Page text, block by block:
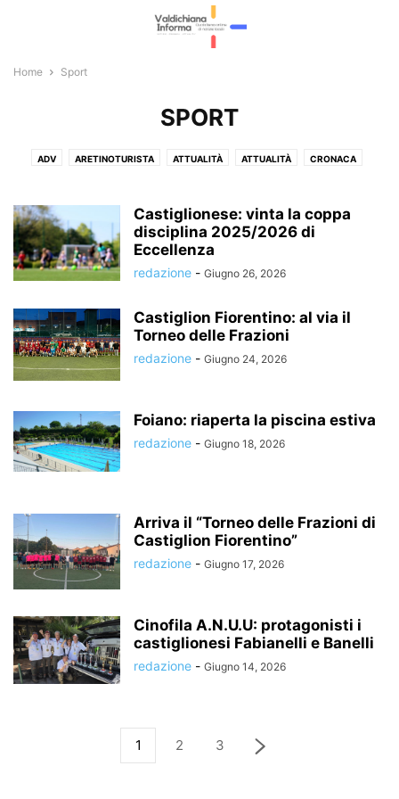
Home Sport
SPORT
ADV ARETINOTURISTA ATTUALITÀ ATTUALITÀ CRONACA
ECONOMIA E LAVORO
GIOSTRA DEL SARACINO ITALIA E ESTERI L'EDITORIALE
LA VOCE LIBERA METEO E VIABILITÀ
POLITICA RUBRICHE SPETTACOLI SPORT
Castiglionese: vinta la coppa
disciplina 2025/2026 di
Eccellenza
redazione - Giugno 26, 2026
Castiglion Fiorentino: al via il
Torneo delle Frazioni
redazione - Giugno 24, 2026
Foiano: riaperta la piscina estiva
redazione - Giugno 18, 2026
Arriva il “Torneo delle Frazioni di
Castiglion Fiorentino”
redazione - Giugno 17, 2026
Cinofila A.N.U.U: protagonisti i
castiglionesi Fabianelli e Banelli
redazione - Giugno 14, 2026
1 2 3